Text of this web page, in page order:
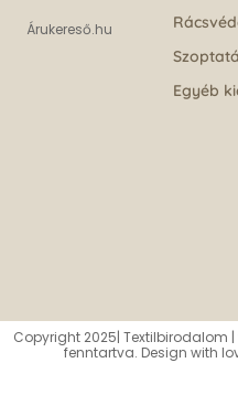
Árukereső.hu
Egyéb
Copyright 2025| Textilbirodalom
fenntartva. Design with